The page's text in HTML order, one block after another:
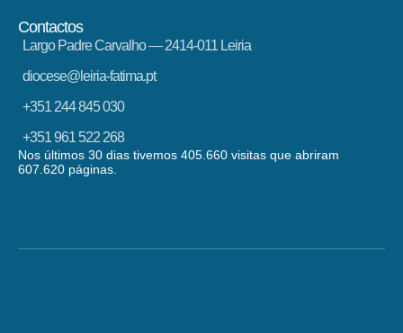
Contactos
Largo Padre Carvalho — 2414-011 Leiria
diocese@leiria-fatima.pt
+351 244 845 030
+351 961 522 268
Nos últimos 30 dias tivemos 405.660 visitas que abriram
607.620 páginas.